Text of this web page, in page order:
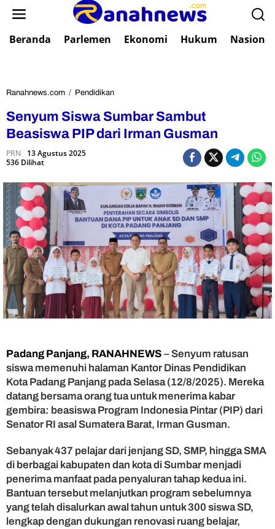
Beranda Parlemen Ekonomi Hukum Nasional
Ranahnews.com / Pendidikan
n
y
w
a
S
u
m
b
a
S
a
u
e
a
s
i
w
a
P
d
a
Senyum Siswa Sumbar Sambut
Beasiswa PIP dari Irman Gusman
PRN
13 Agustus 2025
536 Dilihat
Padang Panjang, RANAHNEWS – Senyum ratusan
siswa memenuhi halaman Kantor Dinas Pendidikan
Kota Padang Panjang pada Selasa (12/8/2025). Mereka
datang bersama orang tua untuk menerima kabar
gembira: beasiswa Program Indonesia Pintar (PIP) dari
Senator RI asal Sumatera Barat, Irman Gusman.
Sebanyak 437 pelajar dari jenjang SD, SMP, hingga SMA
di berbagai kabupaten dan kota di Sumbar menjadi
penerima manfaat pada penyaluran tahap kedua ini.
Bantuan tersebut melanjutkan program sebelumnya
yang telah disalurkan awal tahun untuk 300 siswa SD,
lengkap dengan dukungan renovasi ruang belajar,